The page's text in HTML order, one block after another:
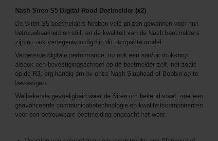
Nash Siren S5 Digital Rood Beetmelder (x2)
De Siren S5 beetmelders hebben vele prijzen gewonnen voor hun
betrouwbaarheid en stijl, en de kwaliteit van de Nash beetmelders
zijn nu ook vertegenwoordigd in dit compacte model.
Verbeterde digitale performance, nu ook een aan/uit drukknop
alsook een bevestigingsschroef op de beetmelder zelf, net zoals
op de R3, erg handig om bv onze Nash Slaphead of Bobbin op te
bevestigen.
Welbekende gevoeligheid waar de Siren om bekend staat, met een
geavanceerde communicatietechnologie en kwaliteitscomponenten
voor een betrouwbare beetmelding ongeacht het weer.